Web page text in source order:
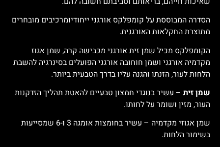
הסדרה המבוססת על קומפלקס אורגני ייחודיומרכיבים מובחרים
מתוצרת החקלאות האורגנית.
הקומפלקס מכיל שמן זית אורגני מכבישה קרה, שמן אגוז
מקדמיה אורגני ושמן חוחובה אורגני הפועלים בסינרגיה להשבת
הלחות לעור, הזנתו והגנה עליו בדרך הטבעית ביותר.
שמן זית – עשיר בנוגדי חמצון טבעיים להאטת תהליך הזדקנות
העור, מזין ושומר על לחותו.
שמן אגוזי מקדמיה – עשיר בחומצות אומגה 3 ו-6 שמסייעות
בשימור הלחות.